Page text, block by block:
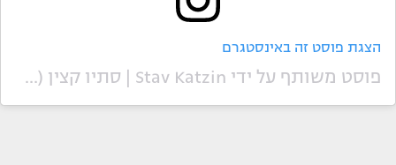
הצגת פוסט זה באינסטגרם
פוסט משותף על ידי ‏‎Stav Katzin | סתיו קצין‎‏ (@‏‎stav__katzin‎‏)